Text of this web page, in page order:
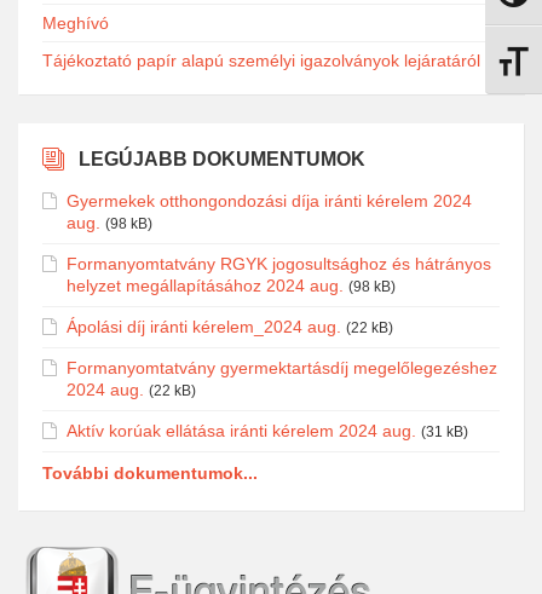
Meghívó
Tájékoztató papír alapú személyi igazolványok lejáratáról
LEGÚJABB DOKUMENTUMOK
Gyermekek otthongondozási díja iránti kérelem 2024
aug.
(98 kB)
Formanyomtatvány RGYK jogosultsághoz és hátrányos
helyzet megállapításához 2024 aug.
(98 kB)
Ápolási díj iránti kérelem_2024 aug. (22 kB)
Formanyomtatvány gyermektartásdíj megelőlegezéshez
2024 aug.
(22 kB)
Aktív korúak ellátása iránti kérelem 2024 aug. (31 kB)
További dokumentumok...